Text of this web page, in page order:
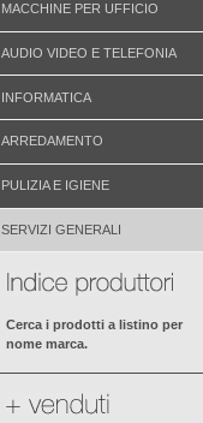
MACCHINE PER UFFICIO
AUDIO VIDEO E TELEFONIA
INFORMATICA
ARREDAMENTO
PULIZIA E IGIENE
SERVIZI GENERALI
Cerca i prodotti a listino per
nome marca.